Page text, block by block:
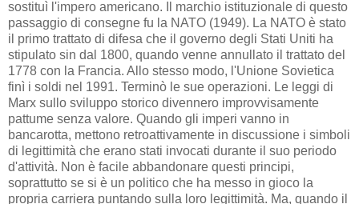
sostituì l'impero americano. Il marchio istituzionale di questo
passaggio di consegne fu la NATO (1949). La NATO è stato
il primo trattato di difesa che il governo degli Stati Uniti ha
stipulato sin dal 1800, quando venne annullato il trattato del
1778 con la Francia. Allo stesso modo, l'Unione Sovietica
finì i soldi nel 1991. Terminò le sue operazioni. Le leggi di
Marx sullo sviluppo storico divennero improvvisamente
pattume senza valore. Quando gli imperi vanno in
bancarotta, mettono retroattivamente in discussione i simboli
di legittimità che erano stati invocati durante il suo periodo
d'attività. Non è facile abbandonare questi principi,
soprattutto se si è un politico che ha messo in gioco la
propria carriera puntando sulla loro legittimità. Ma, quando il